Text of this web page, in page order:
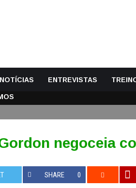
NOTÍCIAS ENTREVISTAS
negoceia
SHARE 0